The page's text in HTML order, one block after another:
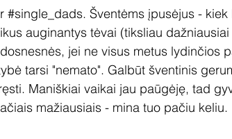
#single_dads. Šventėms įpusėjus -
auginantys tėvai (tiksliau
jei ne visus metus lydinčios
tarsi "nemato". Galbūt šventinis
Maniškiai vaikai jau paūgėję, tad
mažiausiais - mina tuo pačiu keliu.